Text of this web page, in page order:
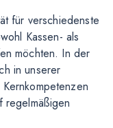
für verschiedenste
Kassen- als
möchten. In der
in unserer
regelmäßigen